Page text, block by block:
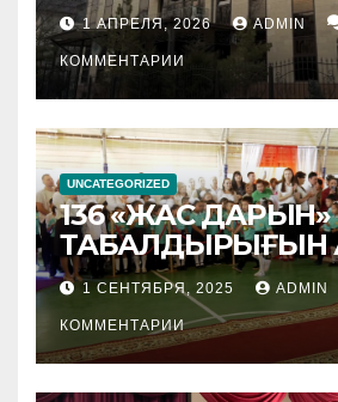
1 АПРЕЛЯ, 2026 ADMIN
КОММЕНТАРИИ
UNCATEGORIZED
136 «ЖАС
ТАБАЛДЫРЫҒЫН
1 СЕНТЯБРЯ, 2025 ADMIN
КОММЕНТАРИИ